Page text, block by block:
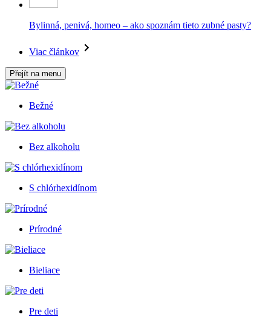
Bylinná, penivá, homeo – ako spoznám tieto zubné pasty?
Viac článkov
Přejít na menu
Bežné
Bez alkoholu
S chlórhexidínom
Prírodné
Bieliace
Pre deti